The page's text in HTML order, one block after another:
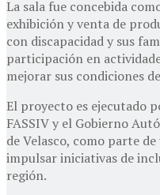
La sala fue concebida
exhibición y venta de
con discapacidad y sus
participación en
mejorar sus condiciones
El proyecto es ejecutado
FASSIV y el Gobierno
de Velasco, como parte
impulsar iniciativas de
región.